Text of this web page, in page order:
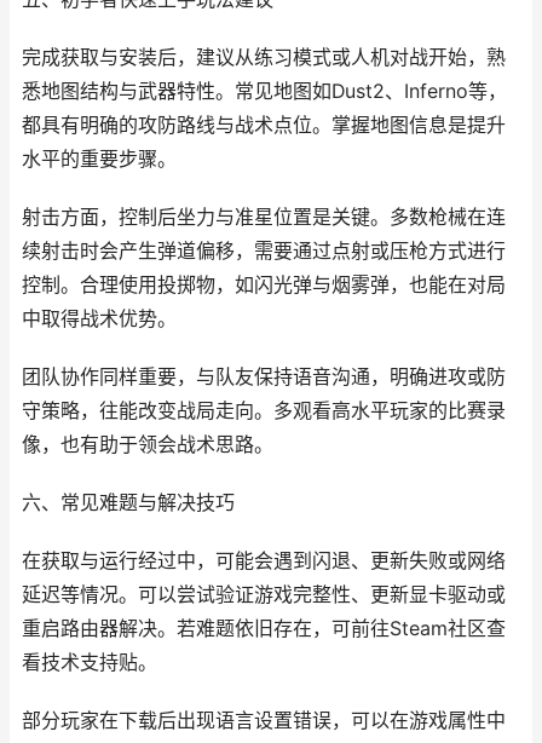
完成获取与安装后，建议从练习模式或人机对战开始，熟
悉地图结构与武器特性。常见地图如Dust2、Inferno等，
都具有明确的攻防路线与战术点位。掌握地图信息是提升
水平的重要步骤。
射击方面，控制后坐力与准星位置是关键。多数枪械在连
续射击时会产生弹道偏移，需要通过点射或压枪方式进行
控制。合理使用投掷物，如闪光弹与烟雾弹，也能在对局
中取得战术优势。
团队协作同样重要，与队友保持语音沟通，明确进攻或防
守策略，往能改变战局走向。多观看高水平玩家的比赛录
像，也有助于领会战术思路。
六、常见难题与解决技巧
在获取与运行经过中，可能会遇到闪退、更新失败或网络
延迟等情况。可以尝试验证游戏完整性、更新显卡驱动或
重启路由器解决。若难题依旧存在，可前往Steam社区查
看技术支持贴。
部分玩家在下载后出现语言设置错误，可以在游戏属性中